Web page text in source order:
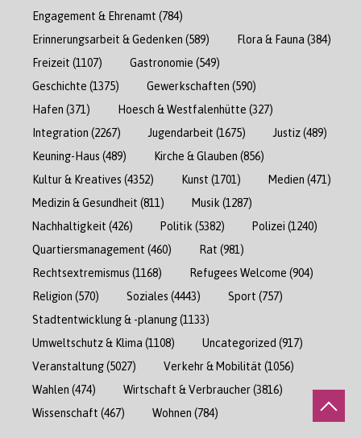
Engagement & Ehrenamt (784)
Erinnerungsarbeit & Gedenken (589) Flora & Fauna (384)
Freizeit (1107) Gastronomie (549)
Geschichte (1375) Gewerkschaften (590)
Hafen (371) Hoesch & Westfalenhütte (327)
Integration (2267) Jugendarbeit (1675) Justiz(489)
Keuning-Haus (489) Kirche & Glauben (856)
Kultur & Kreatives (4352) Kunst (1701) Medien (471)
Medizin & Gesundheit (811) Musik (1287)
Nachhaltigkeit (426) Politik (5382) Polizei (1240)
Quartiersmanagement (460) Rat (981)
Rechtsextremismus (1168) Refugees Welcome (904)
Religion (570) Soziales (4443) Sport (757)
Stadtentwicklung & -planung(1133)
Umweltschutz & Klima (1108) Uncategorized (917)
Veranstaltung(5027) Verkehr & Mobilität (1056)
Wahlen (474) Wirtschaft & Verbraucher(3816)
Wissenschaft (467) Wohnen (784)